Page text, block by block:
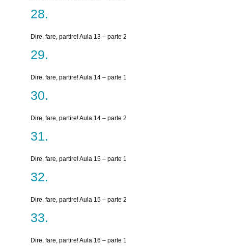
Dire, fare, partire! Aula 13 – parte 2
Dire, fare, partire! Aula 14 – parte 1
Dire, fare, partire! Aula 14 – parte 2
Dire, fare, partire! Aula 15 – parte 1
Dire, fare, partire! Aula 15 – parte 2
Dire, fare, partire! Aula 16 – parte 1